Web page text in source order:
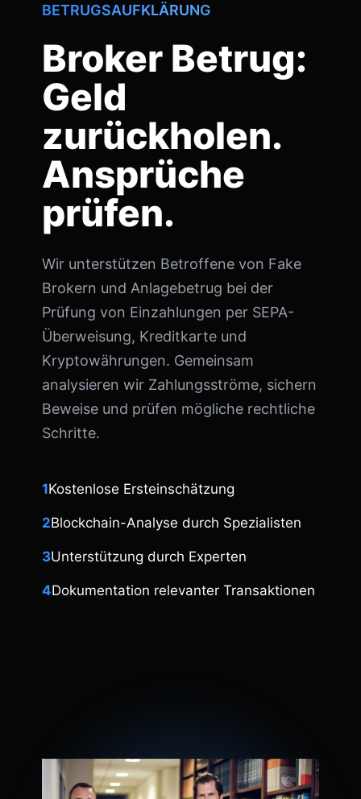
BETRUGSAUFKLÄRUNG
Broker Betrug:
Geld
zurückholen.
Ansprüche
prüfen.
Wir unterstützen Betroffene von Fake
Brokern und Anlagebetrug bei der
Prüfung von Einzahlungen per SEPA-
Überweisung, Kreditkarte und
Kryptowährungen. Gemeinsam
analysieren wir Zahlungsströme, sichern
Beweise und prüfen mögliche rechtliche
Schritte.
1Kostenlose Ersteinschätzung
2Blockchain-Analyse durch Spezialisten
3Unterstützung durch Experten
4Dokumentation relevanter Transaktionen